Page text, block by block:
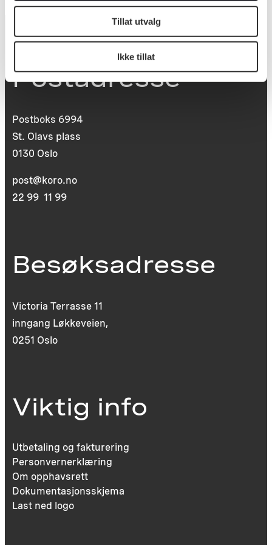
Tillat utvalg
Ikke tillat
Postadresse
Postboks 6994
St. Olavs plass
0130 Oslo
post@koro.no
22 99 11 99
Besøksadresse
Victoria Terrasse 11
inngang Løkkeveien,
0251 Oslo
Viktig info
Utbetaling og fakturering
Personvernerklæring
Om opphavsrett
Dokumentasjonsskjema
Last ned logo